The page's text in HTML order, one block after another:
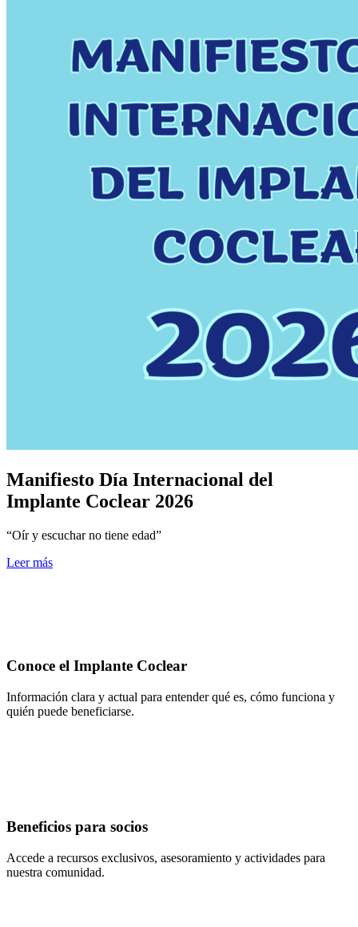
Manifiesto Día Internacional del
Implante Coclear 2026
“Oír y escuchar no tiene edad”
Leer más
Conoce el Implante Coclear
Información clara y actual para entender qué es, cómo funciona y
quién puede beneficiarse.
Beneficios para socios
Accede a recursos exclusivos, asesoramiento y actividades para
nuestra comunidad.